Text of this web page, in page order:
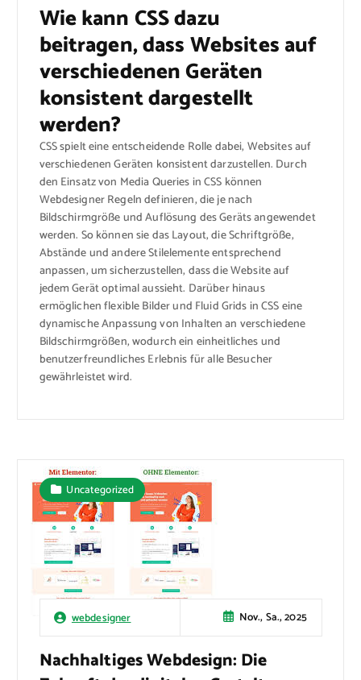
Wie kann CSS dazu
beitragen, dass Websites auf
verschiedenen Geräten
konsistent dargestellt
werden?
CSS spielt eine entscheidende Rolle dabei, Websites auf
verschiedenen Geräten konsistent darzustellen. Durch
den Einsatz von Media Queries in CSS können
Webdesigner Regeln definieren, die je nach
Bildschirmgröße und Auflösung des Geräts angewendet
werden. So können sie das Layout, die Schriftgröße,
Abstände und andere Stilelemente entsprechend
anpassen, um sicherzustellen, dass die Website auf
jedem Gerät optimal aussieht. Darüber hinaus
ermöglichen flexible Bilder und Fluid Grids in CSS eine
dynamische Anpassung von Inhalten an verschiedene
Bildschirmgrößen, wodurch ein einheitliches und
benutzerfreundliches Erlebnis für alle Besucher
gewährleistet wird.
webdesigner Nov., Sa., 2025
Uncategorized
Nachhaltiges Webdesign: Die